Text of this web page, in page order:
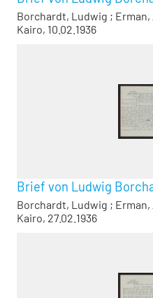
Borchardt, Ludwig ;
Kairo, 10.02.1936
Brief von Ludwig
Borchardt, Ludwig ;
Kairo, 27.02.1936